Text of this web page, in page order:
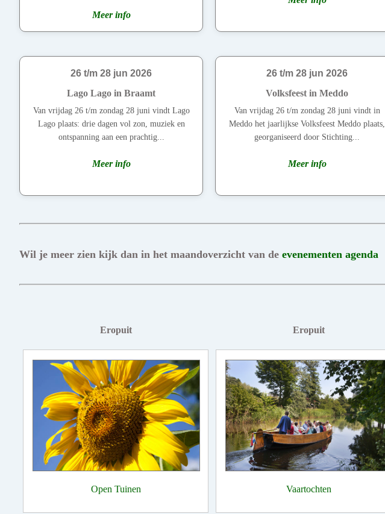
Meer info
26 t/m 28 jun 2026
Lago Lago in Braamt
Van vrijdag 26 t/m zondag 28 juni vindt Lago
Lago plaats: drie dagen vol zon, muziek en
ontspanning aan een prachtig...
Meer info
26 t/m 28 jun 2026
Volksfeest in Meddo
Van vrijdag 26 t/m zondag 28 juni vindt in
Meddo het jaarlijkse Volksfeest Meddo plaats,
georganiseerd door Stichting...
Meer info
Wil je meer zien kijk dan in het maandoverzicht van de evenementen agenda
Eropuit
Open Tuinen
Eropuit
Vaartochten